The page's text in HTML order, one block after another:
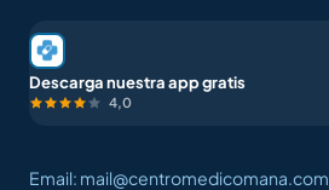
Descarga nuestra app gratis
4,0
Email: mail@centromedicomana.com